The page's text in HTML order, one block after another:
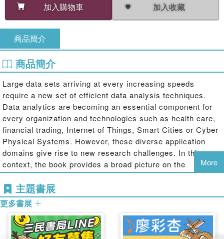
加入購物車 加入收藏
商品簡介
商品簡介
Large data sets arriving at every increasing speeds
require a new set of efficient data analysis techniques.
Data analytics are becoming an essential component for
every organization and technologies such as health care,
financial trading, Internet of Things, Smart Cities or Cyber
Physical Systems. However, these diverse application
domains give rise to new research challenges. In this
context, the book provides a broad picture on the
concepts, techniques, applications, and open research
directions in this area. In addition, it serves as a single
source of reference for acquiring the knowledge on
emerging Big Data Analytics technologies.
More
主題書展
更多書展